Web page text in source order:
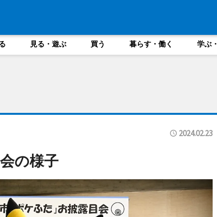
見る・遊ぶ 買う 暮らす・働く 学ぶ
2024.02.23
の様子